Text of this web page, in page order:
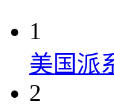
1
美国派
2